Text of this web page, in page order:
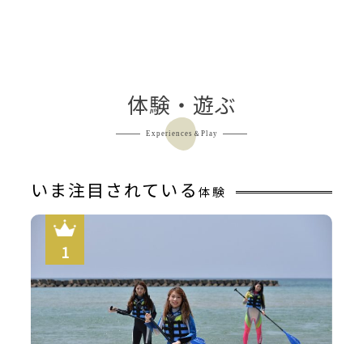
体験・遊ぶ
Experiences＆Play
いま注目されている 体験